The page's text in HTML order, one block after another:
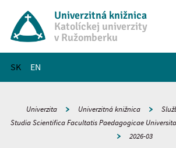
Univerzitná knižnica
Katolíckej univerzity
v Ružomberku
SK EN
Hlavné menu
Univerzita Univerzitná knižnica
Studia Scientifica Facultatis Paedagogicae
2026-03